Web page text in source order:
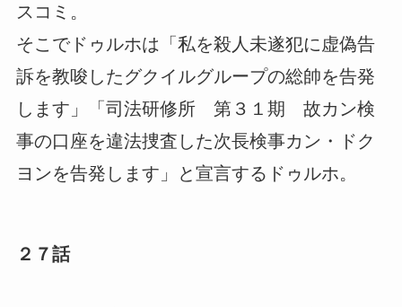
スコミ。
そこでドゥルホは「私を殺人未遂犯に虚偽告
訴を教唆したグクイルグループの総帥を告発
します」「司法研修所 第３１期 故カン検
事の口座を違法捜査した次長検事カン・ドク
ヨンを告発します」と宣言するドゥルホ。
２７話